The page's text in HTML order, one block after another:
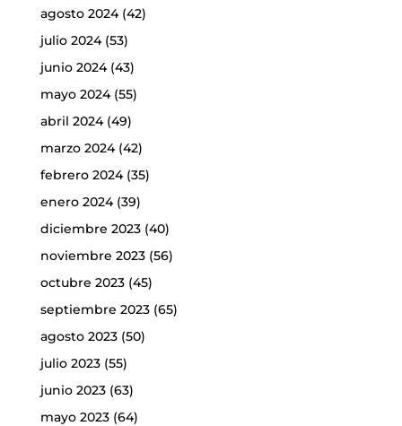
agosto 2024(42)
julio 2024(53)
junio 2024(43)
mayo 2024(55)
abril 2024(49)
marzo 2024(42)
febrero 2024(35)
enero 2024(39)
diciembre 2023(40)
noviembre 2023(56)
octubre 2023(45)
septiembre 2023(65)
agosto 2023(50)
julio 2023(55)
junio 2023(63)
mayo 2023(64)